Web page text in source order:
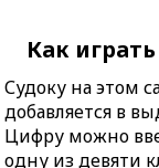
Как
Судоку на этом
добавляется в
Цифру можно
одну из девяти